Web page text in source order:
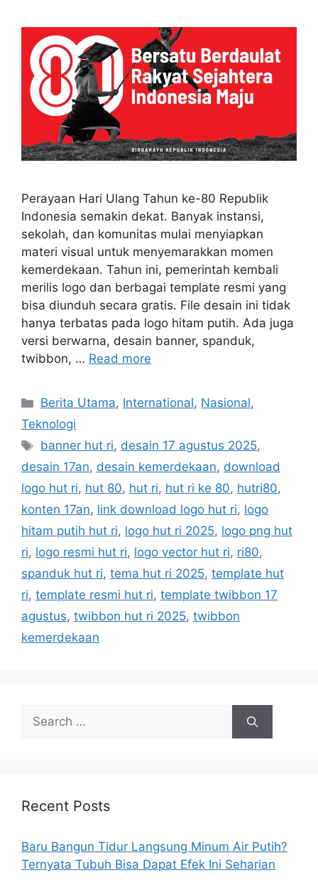
Perayaan Hari Ulang Tahun ke-80 Republik
Indonesia semakin dekat. Banyak instansi,
sekolah, dan komunitas mulai menyiapkan
materi visual untuk menyemarakkan momen
kemerdekaan. Tahun ini, pemerintah kembali
merilis logo dan berbagai template resmi yang
bisa diunduh secara gratis. File desain ini tidak
hanya terbatas pada logo hitam putih. Ada juga
versi berwarna, desain banner, spanduk,
twibbon, … Read more
C
a
e
g
o
r
s
Berita Utama, International, Nasional,
Teknologi
T
a
s
banner hut ri, desain 17 agustus 2025,
desain 17an, desain kemerdekaan, download
logo hut ri, hut 80, hut ri, hut ri ke 80, hutri80,
konten 17an, link download logo hut ri, logo
hitam putih hut ri, logo hut ri 2025, logo png hut
ri, logo resmi hut ri, logo vector hut ri, ri80,
spanduk hut ri, tema hut ri 2025, template hut
ri, template resmi hut ri, template twibbon 17
agustus, twibbon hut ri 2025, twibbon
kemerdekaan
h
r
:
Recent Posts
Baru Bangun Tidur Langsung Minum Air Putih?
Ternyata Tubuh Bisa Dapat Efek Ini Seharian